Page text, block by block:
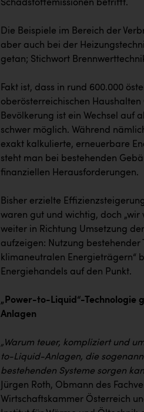
Schadstoffemissionen betrifft.
Die Beispiele im Bereich der
aber auch bei der
getan; Stichwort
Fakt ist, dass in rund 600.000
oberösterreichischen
Bevölkerung ist ein Wechsel auf
schwer möglich. Während
exakt kalkulierte, erneuerbare
steht man bei bestehenden
finanziellen Herausforderungen.
Bisher erzielte
waren gut und wichtig, doch
weiter in Richtung Umsetzung
aufzeigen: Nutzung bestehender
klimaneutralen Energieträgern“
Energiehandels auf den Punkt.
„Power-to-Liquid“-Technologie
Anlagen
„Warum teuer, kompliziert und
to-Liquid-Anlagen, die
bestehenden Systeme sorgen
Jürgen Roth, Obmann des
Wirtschaftskammer Österreich